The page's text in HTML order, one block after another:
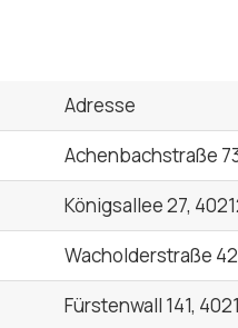
Adresse
Achenbachstraße
Königsallee 27,
Wacholderstraße
Fürstenwall 141,